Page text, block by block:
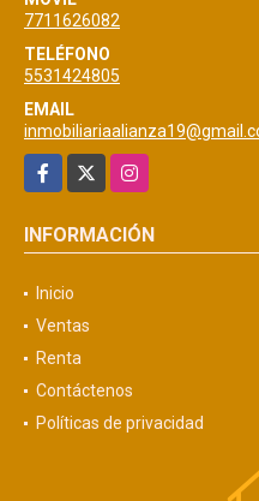
7711626082
TELÉFONO
5531424805
EMAIL
Facebook
Instagram
INFORMACIÓN
Inicio
Ventas
Renta
Contáctenos
Políticas de privacidad